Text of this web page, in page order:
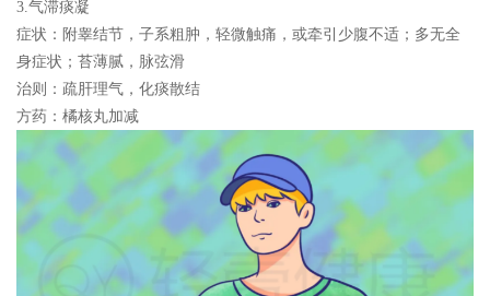
3.气滞痰凝
症状： 附睾结节，子系粗肿，轻微触痛，或牵引少腹不适；多无全
身症状；苔薄腻，脉弦滑
治则： 疏肝理气，化痰散结
方药： 橘核丸加减